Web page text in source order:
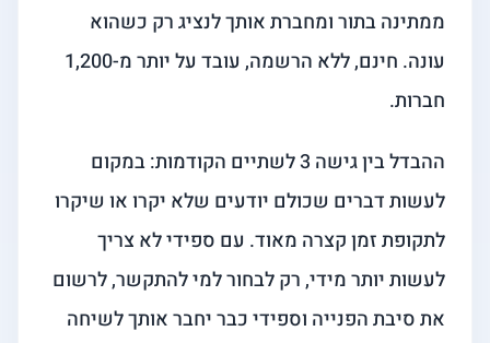
ממתינה בתור ומחברת אותך לנציג רק כשהוא
עונה. חינם, ללא הרשמה, עובד על יותר מ-1,200
חברות.
ההבדל בין גישה 3 לשתיים הקודמות: במקום
לעשות דברים שכולם יודעים שלא יקרו או שיקרו
לתקופת זמן קצרה מאוד. עם ספידי לא צריך
לעשות יותר מידי, רק לבחור למי להתקשר, לרשום
את סיבת הפנייה וספידי כבר יחבר אותך לשיחה